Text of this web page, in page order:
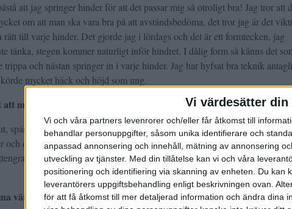
Vi värdesätter
Vi och våra partners levenrorer och/eller får åtkomst till
behandlar personuppgifter, såsom unika identifierare och
anpassad annonsering och innehåll, mätning av annonsering
utveckling av tjänster. Med din tillåtelse kan vi och våra
positionering och identifiering via skanning av enheten. Du kan
leverantörers uppgiftsbehandling enligt beskrivningen ovan.
för att få åtkomst till mer detaljerad information och ändra dina
att jag springer hinder för att det passar mig så otroligt bra! Jag tror att
om att man ska vara bra på att avståndsbedöma, det tror jag är det
rätt till varje hinder. Det gjorde jag i lördags och det är ett formtecken, jag
tänka, stegen kommer naturligt inför hindret. I dålig form så känns det
trippa och nästan springer in i varje hinder. Jag har hyfsat bra teknik
mycket häck och höjd som ung.
man har bra spänst?
spänsten hjälper mycket. Att vara lång hjälper också. Det är ändå 91 cm
och det är mer än vad det låter. Under ett varv ska du passera fyra såna
som är lika hög. Där sätter du dock oftast foten på hindret för att
värsta hinderögonblick?